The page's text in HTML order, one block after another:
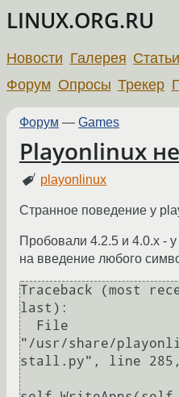
LINUX.ORG.RU
Новости Галерея Статьи
Форум Опросы Трекер
Форум — Games
Playonlinux
playonlinux
Странное поведение у
Пробовали 4.2.5 и 4.0.х - у
на введение любого
Traceback (most
last):
"/usr/share/
stall.py", line